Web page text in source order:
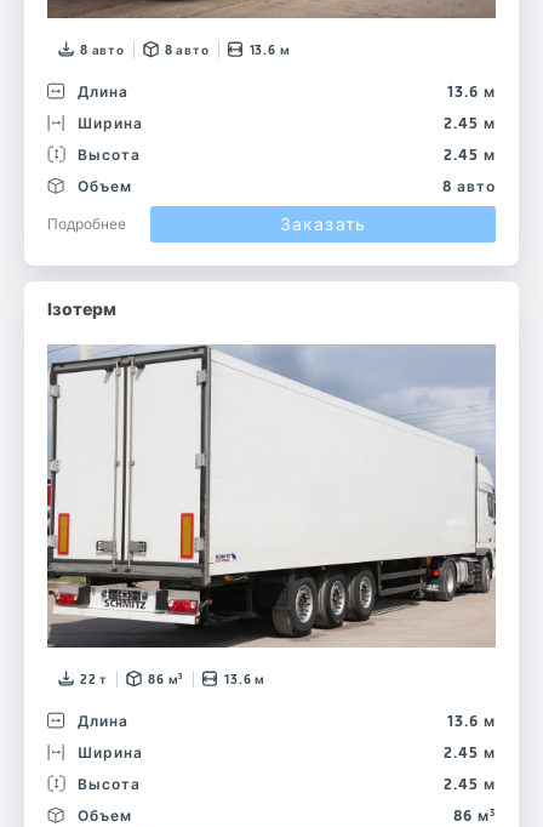
8 авто 8 авто 13.6 м
Длина
13.6 м
Ширина
2.45 м
Высота
2.45 м
Объем
8 авто
Подробнее
Заказать
Ізотерм
22 т 86 м³ 13.6 м
Длина
13.6 м
Ширина
2.45 м
Высота
2.45 м
Объем
86 м³